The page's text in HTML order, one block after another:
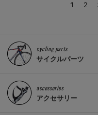
1 2
cycling parts
サイクルパーツ
accessories
アクセサリー